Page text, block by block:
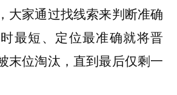
大家通过找线索来判断准确
最短、定位最准确就将晋
末位淘汰，直到最后仅剩一